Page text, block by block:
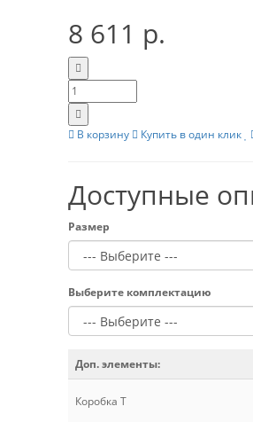
8 611 р.
В корзину Купить в один клик
Доступные
Размер
Выберите комплектацию
Доп. элементы:
Коробка Т